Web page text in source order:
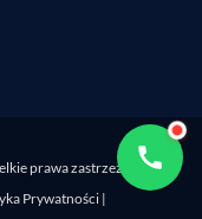
prawa zastrzeżone.
Prywatności|